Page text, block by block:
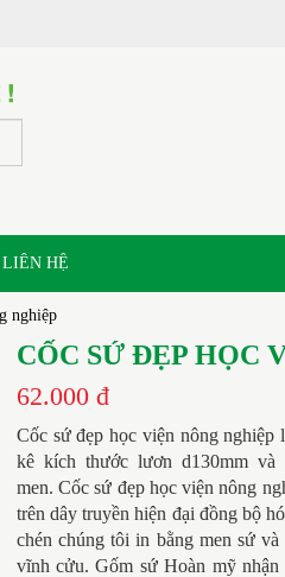
LIÊN HỆ
nghiệp
CỐC SỨ ĐẸP HỌC
62.000 đ
Cốc sứ đẹp học viện nông nghiệp
kê kích thước lươn d130mm
men.Cốc sứ đẹp học viện nông
trên dây truyền hiện đại đồng bộ
chén chúng tôi in bằng men sứ
vĩnh cửu. Gốm sứ Hoàn mỹ nhận